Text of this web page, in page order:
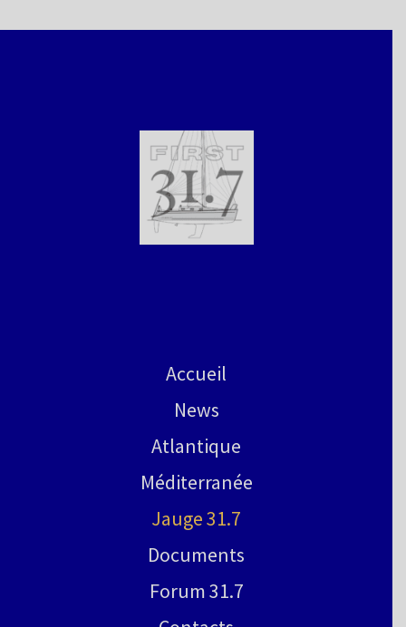
Accueil
News
Atlantique
Méditerranée
Jauge 31.7
Documents
Forum 31.7